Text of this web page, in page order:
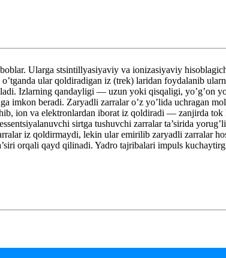
Ularga stsintillyasiyaviy va ionizasiyaviy
ular qoldiradigan iz (trek) laridan foydalanib
Izlarning qandayligi — uzun yoki qisqaligi, yo’g’on
imkon beradi. Zaryadli zarralar o’z yo’lida uchragan
ion va elektronlardan iborat iz qoldiradi — zanjirda
sirtga tushuvchi zarralar ta’sirida
iz qoldirmaydi, lekin ular emirilib zaryadli zarralar
orqali qayd qilinadi. Yadro tajribalari impuls